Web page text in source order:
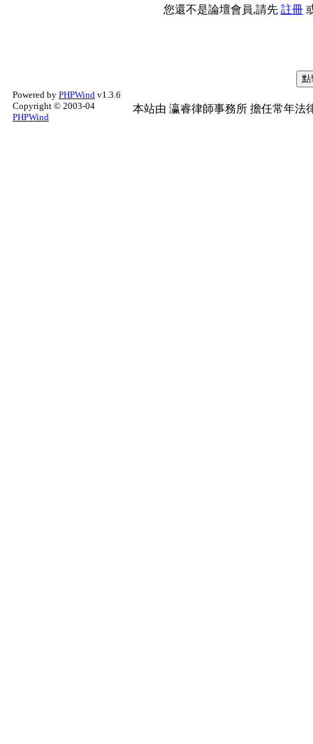
您還不是論壇會員,請先 註冊
Powered by PHPWind v1.3.6
Copyright © 2003-04
PHPWind
本站由 瀛睿律師事務所 擔任常年法